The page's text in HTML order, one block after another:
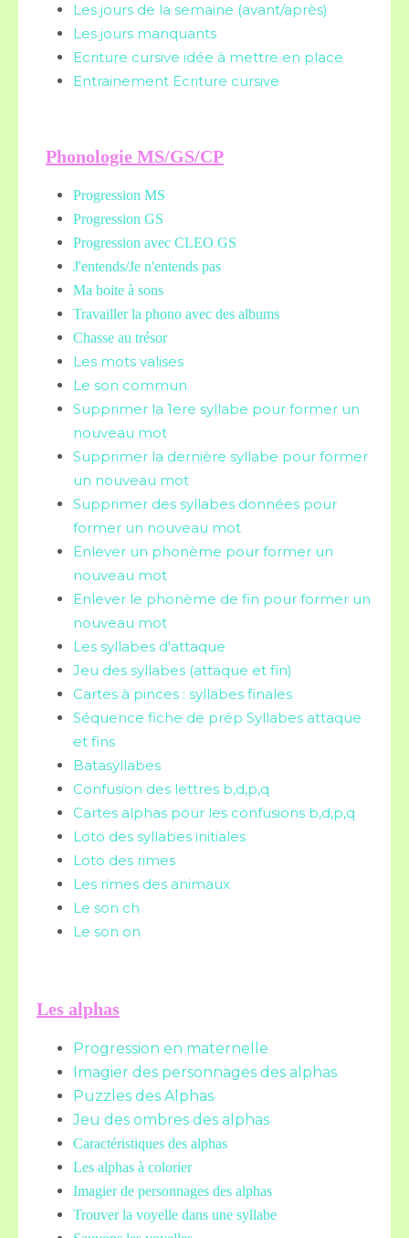
Les jours de la semaine (avant/après)
Les jours manquants
Ecriture cursive idée à mettre en place
Entrainement Ecriture cursive
Phonologie MS/GS/CP
Progression MS
Progression GS
Progression avec CLEO GS
J'entends/Je n'entends pas
Ma boite à sons
Travailler la phono avec des albums
Chasse au trésor
Les mots valises
Le son commun
Supprimer la 1ere syllabe pour former un
nouveau mot
Supprimer la dernière syllabe pour former
un nouveau mot
Supprimer des syllabes données pour
former un nouveau mot
Enlever un phonème pour former un
nouveau mot
Enlever le phonème de fin pour former un
nouveau mot
Les syllabes d'attaque
Jeu des syllabes (attaque et fin)
Cartes à pinces : syllabes finales
Séquence fiche de prép Syllabes attaque
et fins
Batasyllabes
Confusion des lettres b,d,p,q
Cartes alphas pour les confusions b,d,p,q
Loto des syllabes initiales
Loto des rimes
Les rimes des animaux
Le son ch
Le son on
Les alphas
Progression en maternelle
Imagier des personnages des alphas
Puzzles des Alphas
Jeu des ombres des alphas
Caractéristiques des alphas
Les alphas à colorier
Imagier de personnages des alphas
Trouver la voyelle dans une syllabe